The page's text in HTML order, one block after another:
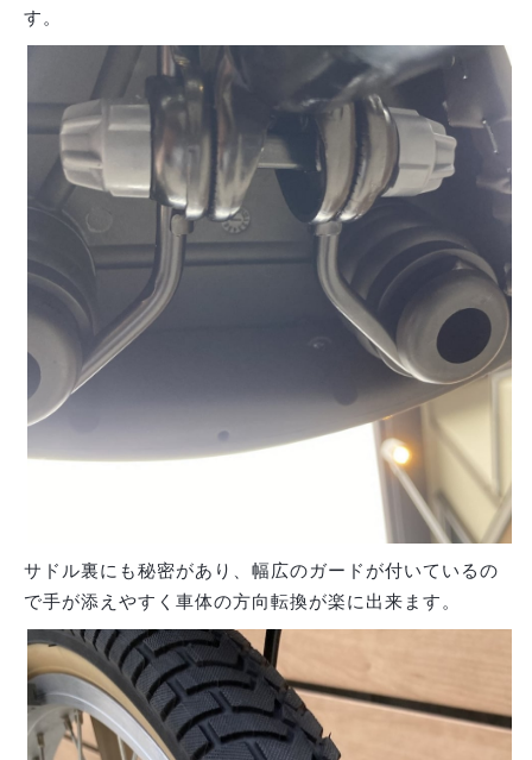
す。
サドル裏にも秘密があり、幅広のガードが付いているの
で手が添えやすく車体の方向転換が楽に出来ます。